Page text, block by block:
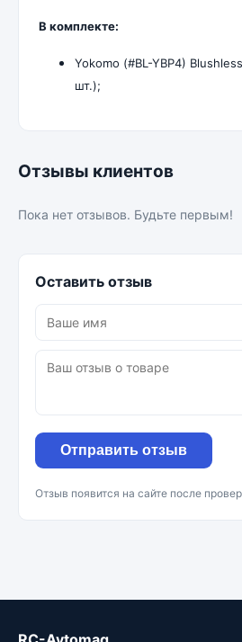
В комплекте:
Yokomo (#BL-YBP4)
шт.);
Отзывы клиентов
Пока нет отзывов. Будьте первым!
Оставить отзыв
Отправить отзыв
Отзыв появится на сайте после